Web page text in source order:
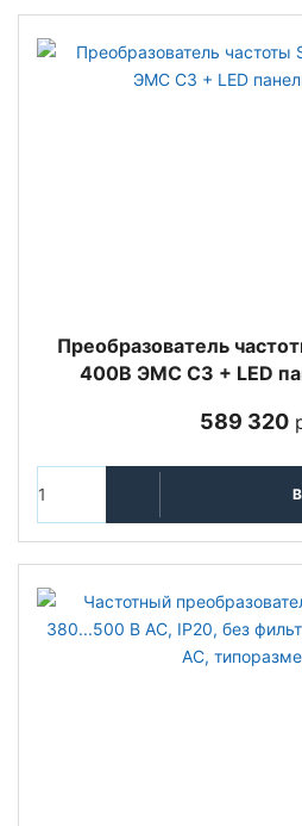
Преобразователь
400В ЭМС С3 + LED
589 320